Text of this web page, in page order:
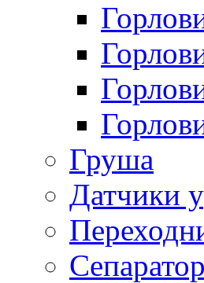
Груша
Датчики
Сепаратор